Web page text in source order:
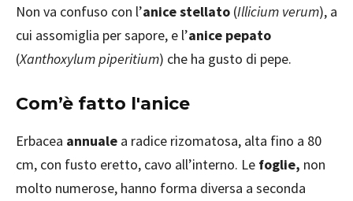
Non va confuso con l’anice stellato (Illicium verum), a
cui assomiglia per sapore, e l’anice pepato
(Xanthoxylum piperitium) che ha gusto di pepe.
Com’è fatto l'anice
Erbacea annuale a radice rizomatosa, alta fino a 80
cm, con fusto eretto, cavo all’interno. Le foglie, non
molto numerose, hanno forma diversa a seconda